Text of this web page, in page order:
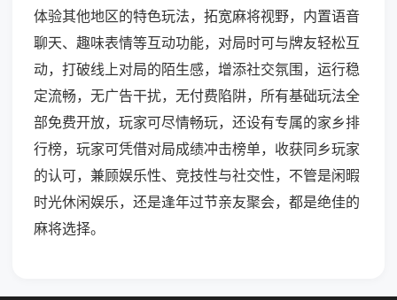
体验其他地区的特色玩法，拓宽麻将视野，内置语音
聊天、趣味表情等互动功能，对局时可与牌友轻松互
动，打破线上对局的陌生感，增添社交氛围，运行稳
定流畅，无广告干扰，无付费陷阱，所有基础玩法全
部免费开放，玩家可尽情畅玩，还设有专属的家乡排
行榜，玩家可凭借对局成绩冲击榜单，收获同乡玩家
的认可，兼顾娱乐性、竞技性与社交性，不管是闲暇
时光休闲娱乐，还是逢年过节亲友聚会，都是绝佳的
麻将选择。